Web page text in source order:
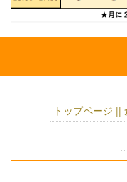
トップページ